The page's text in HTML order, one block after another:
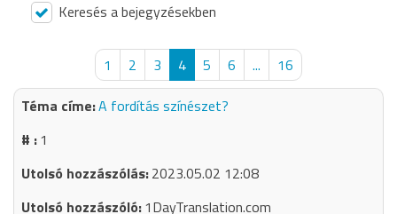
Keresés a bejegyzésekben
1 2 3 4 5 6 ...
16
A fordítás színészet?
1
2023.05.02 12:08
1DayTranslation.com